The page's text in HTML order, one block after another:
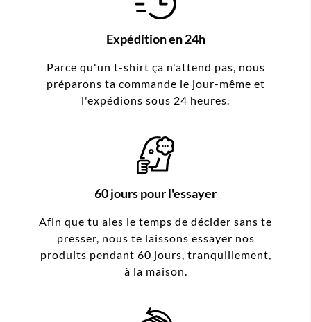
Expédition en 24h
Parce qu'un t-shirt ça n'attend pas, nous
préparons ta commande le jour-même et
l'expédions sous 24 heures.
60 jours pour l'essayer
Afin que tu aies le temps de décider sans te
presser, nous te laissons essayer nos
produits pendant 60 jours, tranquillement,
à la maison.